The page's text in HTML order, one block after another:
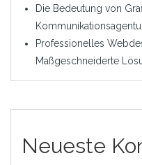
Die Bedeutung von
Professionelles
Maßgeschneiderte
Neueste